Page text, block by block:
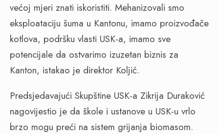
većoj mjeri znati iskoristiti. Mehanizovali smo
eksploataciju šuma u Kantonu, imamo proizvođače
kotlova, podršku vlasti USK-a, imamo sve
potencijale da ostvarimo izuzetan biznis za
Kanton, istakao je direktor Koljić.
Predsjedavajući Skupštine USK-a Zikrija Duraković
nagovijestio je da škole i ustanove u USK-u vrlo
brzo mogu preći na sistem grijanja biomasom.